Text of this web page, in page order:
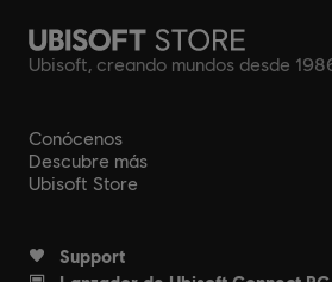
Ubisoft, creando mundos desde
Conócenos
Descubre más
Ubisoft Store
Support